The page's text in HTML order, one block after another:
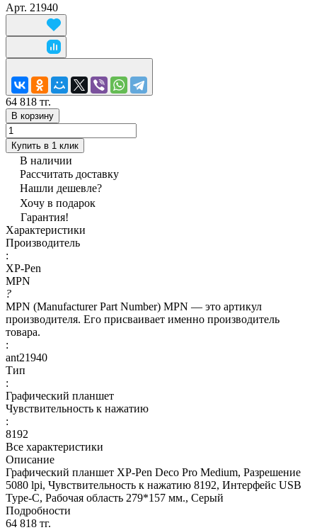
Арт. 21940
64 818 тг.
В корзину
Купить в 1 клик
В наличии
Рассчитать доставку
Нашли дешевле?
Хочу в подарок
Гарантия!
Характеристики
Производитель
:
XP-Pen
MPN
?
MPN (Manufacturer Part Number) MPN — это артикул
производителя. Его присваивает именно производитель
товара.
:
ant21940
Тип
:
Графический планшет
Чувствительность к нажатию
:
8192
Все характеристики
Описание
Графический планшет XP-Pen Deco Pro Medium, Разрешение
5080 lpi, Чувствительность к нажатию 8192, Интерфейс USB
Type-C, Рабочая область 279*157 мм., Серый
Подробности
64 818 тг.